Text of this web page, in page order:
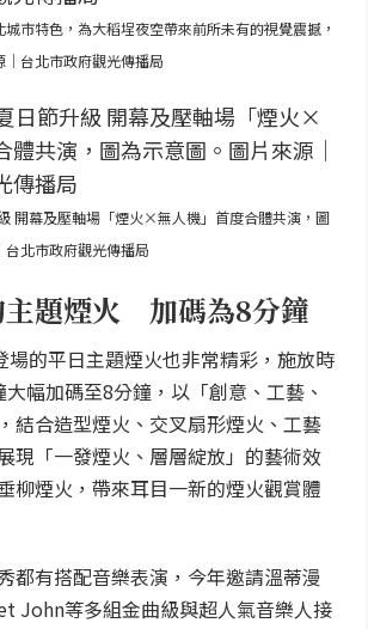
城市特色，為大稻埕夜空帶來前所未有的視覺震撼，
台北市政府觀光傳播局
開幕及壓軸場「煙火×無人機」首度合體共演，圖
北市政府觀光傳播局
主題煙火 加碼為8分鐘
場的平日主題煙火也非常精彩，施放時
幅加碼至8分鐘，以「創意、工藝、
結合造型煙火、交叉扇形煙火、工藝
現「一發煙火、層層綻放」的藝術效
柳煙火，帶來耳目一新的煙火觀賞體
都有搭配音樂表演，今年邀請溫蒂漫
John等多組金曲級與超人氣音樂人接